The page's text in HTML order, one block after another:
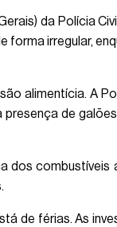
da Polícia
forma irregular,
alimentícia. A
de
dos combustíveis
de férias. As